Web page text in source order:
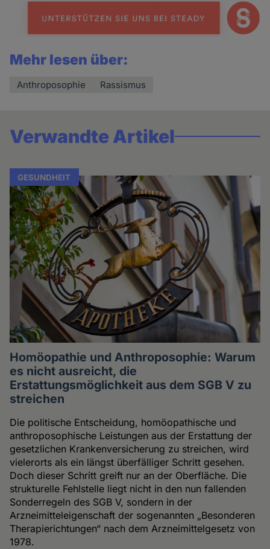
Mehr lesen über:
Anthroposophie Rassismus
Verwandte Artikel
GESUNDHEIT
Homöopathie und Anthroposophie: Warum
es nicht ausreicht, die
Erstattungsmöglichkeit aus dem SGB V zu
streichen
Die politische Entscheidung, homöopathische und
anthroposophische Leistungen aus der Erstattung der
gesetzlichen Krankenversicherung zu streichen, wird
vielerorts als ein längst überfälliger Schritt gesehen.
Doch dieser Schritt greift nur an der Oberfläche. Die
strukturelle Fehlstelle liegt nicht in den nun fallenden
Sonderregeln des SGB V, sondern in der
Arzneimitteleigenschaft der sogenannten „Besonderen
Therapierichtungen“ nach dem Arzneimittelgesetz von
1978.